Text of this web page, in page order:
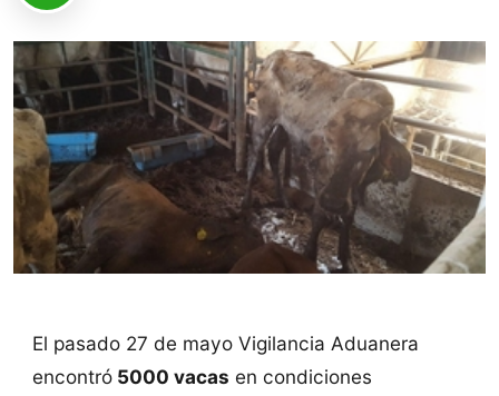
El pasado 27 de mayo Vigilancia Aduanera
encontró5000 vacas en condiciones